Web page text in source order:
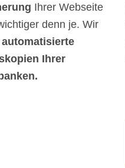
Ihrer Webseite
denn je. Wir
Ihrer